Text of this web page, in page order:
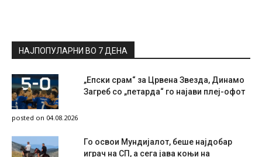
НАЈПОПУЛАРНИ ВО 7 ДЕНА
„Епски срам“ за Црвена Звезда, Динамо
Загреб со „петарда“ го најави плеј-офот
posted on 04.08.2026
Го освои Мундијалот, беше најдобар
играч на СП, а сега јава коњи на